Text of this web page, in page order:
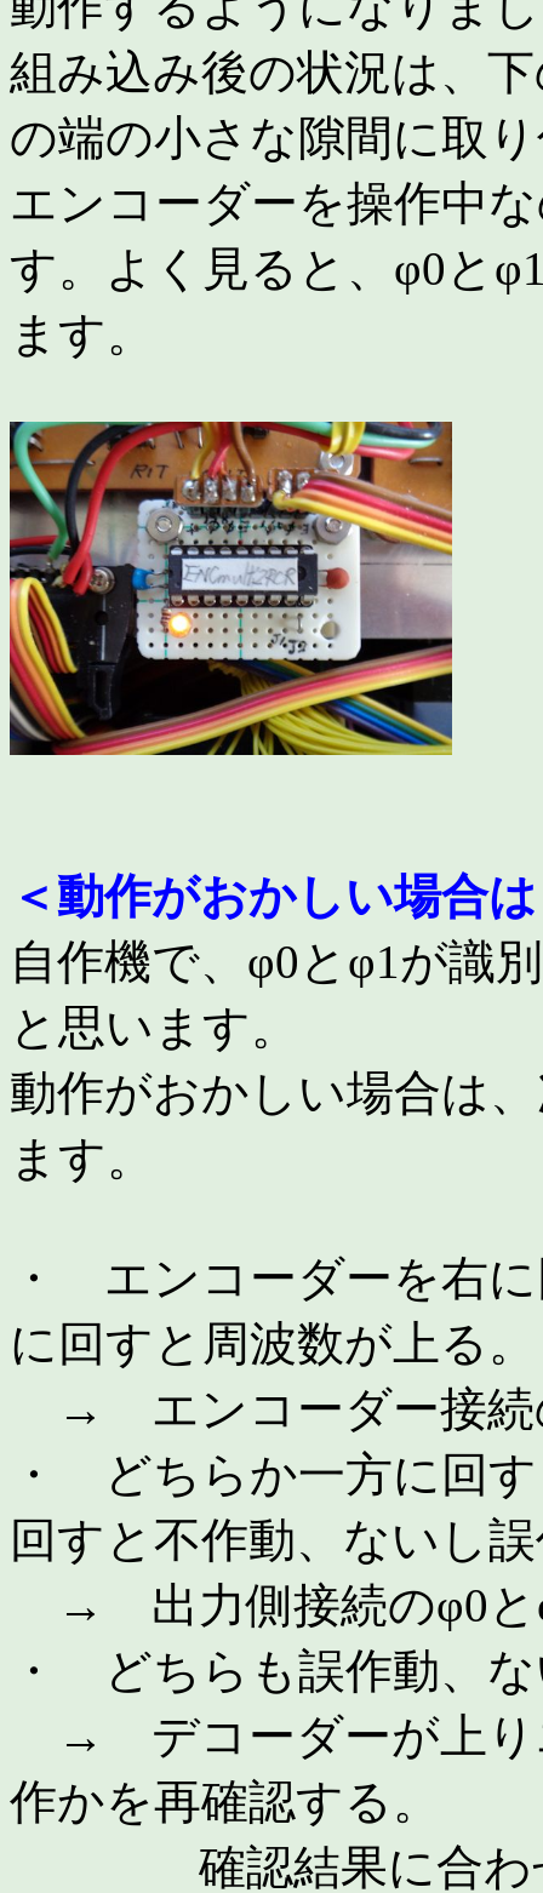
組み込み後の状況は、
の端の小さな隙間に取
エンコーダーを操作中
す。よく見ると、φ0と
ます。
＜動作がおかしい場合
自作機で、φ0とφ1が識
と思います。
動作がおかしい場合は
ます。
・ エンコーダーを右
に回すと周波数が上る。
→ エンコーダー接続
・ どちらか一方に回
回すと不作動、ないし
→ 出力側接続のφ0と
・ どちらも誤作動、
→ デコーダーが上り
作かを再確認する。
確認結果に合わせ